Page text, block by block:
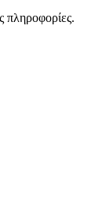
πληροφορίες.